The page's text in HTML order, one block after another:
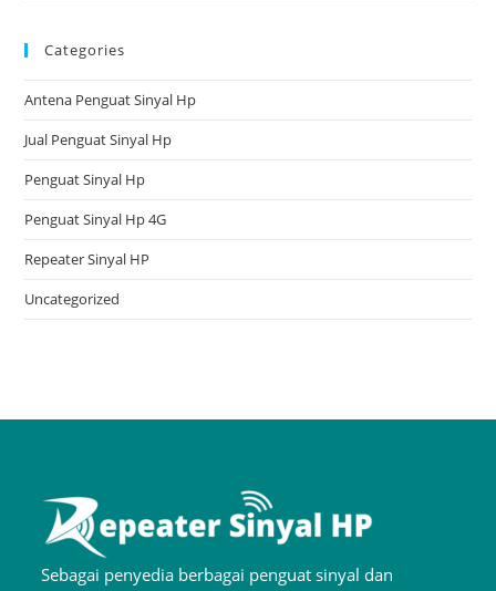
Categories
Antena Penguat Sinyal Hp
Jual Penguat Sinyal Hp
Penguat Sinyal Hp
Penguat Sinyal Hp 4G
Repeater Sinyal HP
Uncategorized
Sebagai penyedia berbagai penguat sinyal dan